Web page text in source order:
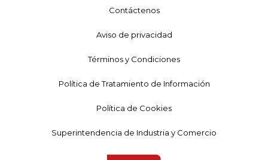
Contáctenos
Aviso de privacidad
Términos y Condiciones
Política de Tratamiento de Información
Política de Cookies
Superintendencia de Industria y Comercio